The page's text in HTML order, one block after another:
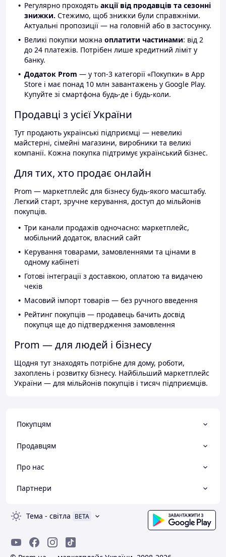
Регулярно проходять акції від продавців та сезонні
знижки. Стежимо, щоб знижки були справжніми.
Актуальні пропозиції — на головній або в застосунку.
Великі покупки можна оплатити частинами: від 2
до 24 платежів. Потрібен лише кредитний ліміт у
банку.
Додаток Prom — у топ-3 категорії «Покупки» в App
Store і має понад 10 млн завантажень у Google Play.
Купуйте зі смартфона будь-де і будь-коли.
Продавці з усієї України
Тут продають українські підприємці — невеликі
майстерні, сімейні магазини, виробники та великі
компанії. Кожна покупка підтримує український бізнес.
Для тих, хто продає онлайн
Prom — маркетплейс для бізнесу будь-якого масштабу.
Легкий старт, зручне керування, доступ до мільйонів
покупців.
Три канали продажів одночасно: маркетплейс,
мобільний додаток, власний сайт
Керування товарами, замовленнями та цінами в
одному кабінеті
Готові інтеграції з доставкою, оплатою та видачею
чеків
Масовий імпорт товарів — без ручного введення
Рейтинг покупців — продавець бачить досвід
покупця ще до підтвердження замовлення
Prom — для людей і бізнесу
Щодня тут знаходять потрібне для дому, роботи,
захоплень і розвитку бізнесу. Найбільший маркетплейс
України — для мільйонів покупців і тисяч підприємців.
Покупцям
Продавцям
Про нас
Партнери
Тема - світла BETA